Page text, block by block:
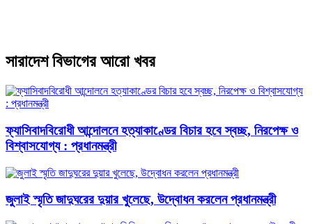
সারাদেশ বিভাগের আরো খবর
ফ্যাসিবাদবিরোধী আন্দোলনে হত্যাকাণ্ডের বিচার হবে স্বচ্ছ, নিরপেক্ষ ও
বিশ্বাসযোগ্য : প্রধানমন্ত্রী
জুলাই স্মৃতি জাদুঘরের দুয়ার খুলেছে, উদ্বোধন করলেন প্রধানমন্ত্রী